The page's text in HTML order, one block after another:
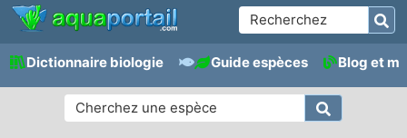
Dictionnaire biologie Guide espèces Blog et